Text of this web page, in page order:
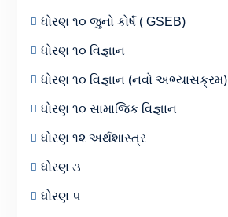
ધોરણ ૧૦ જુનો કોર્ષ ( GSEB)
ધોરણ ૧૦ વિજ્ઞાન
ધોરણ ૧૦ વિજ્ઞાન (નવો અભ્યાસક્રમ)
ધોરણ ૧૦ સામાજિક વિજ્ઞાન
ધોરણ ૧૨ અર્થશાસ્ત્ર
ધોરણ ૩
ધોરણ ૫